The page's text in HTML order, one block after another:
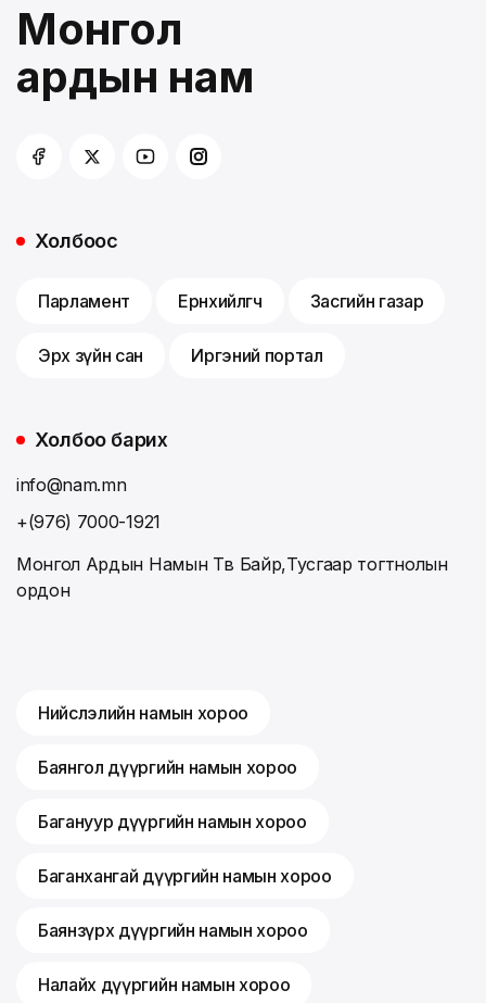
Монгол
ардын нам
Холбоос
Парламент Ерөнхийлөгч Засгийн газар
Эрх зүйн сан Иргэний портал
Холбоо барих
info@nam.mn
+(976) 7000-1921
Монгол Ардын Намын Төв Байр,Тусгаар тогтнолын
ордон
Нийслэлийн намын хороо
Баянгол дүүргийн намын хороо
Багануур дүүргийн намын хороо
Баганхангай дүүргийн намын хороо
Баянзүрх дүүргийн намын хороо
Налайх дүүргийн намын хороо